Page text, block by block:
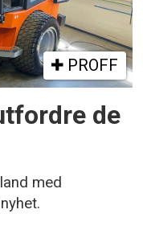
PROFF
de
med